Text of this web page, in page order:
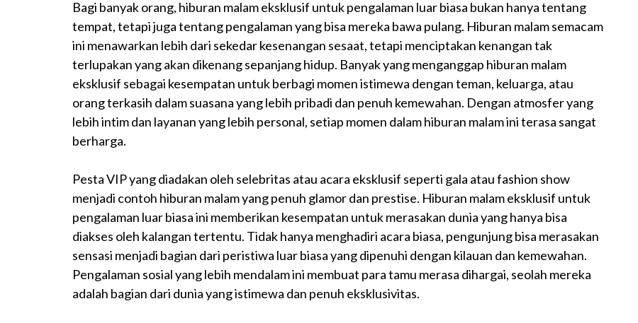
Bagi banyak orang, hiburan malam eksklusif untuk pengalaman luar biasa bukan hanya tentang
tempat, tetapi juga tentang pengalaman yang bisa mereka bawa pulang. Hiburan malam semacam
ini menawarkan lebih dari sekedar kesenangan sesaat, tetapi menciptakan kenangan tak
terlupakan yang akan dikenang sepanjang hidup. Banyak yang menganggap hiburan malam
eksklusif sebagai kesempatan untuk berbagi momen istimewa dengan teman, keluarga, atau
orang terkasih dalam suasana yang lebih pribadi dan penuh kemewahan. Dengan atmosfer yang
lebih intim dan layanan yang lebih personal, setiap momen dalam hiburan malam ini terasa sangat
berharga.
Pesta VIP yang diadakan oleh selebritas atau acara eksklusif seperti gala atau fashion show
menjadi contoh hiburan malam yang penuh glamor dan prestise. Hiburan malam eksklusif untuk
pengalaman luar biasa ini memberikan kesempatan untuk merasakan dunia yang hanya bisa
diakses oleh kalangan tertentu. Tidak hanya menghadiri acara biasa, pengunjung bisa merasakan
sensasi menjadi bagian dari peristiwa luar biasa yang dipenuhi dengan kilauan dan kemewahan.
Pengalaman sosial yang lebih mendalam ini membuat para tamu merasa dihargai, seolah mereka
adalah bagian dari dunia yang istimewa dan penuh eksklusivitas.